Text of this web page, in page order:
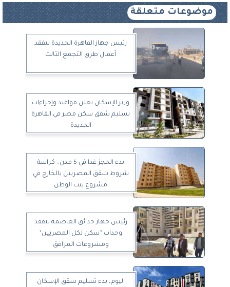
موضوعات متعلقة
رئيس جهاز القاهرة الجديدة يتفقد
أعمال طرق التجمع الثالث
وزير الإسكان يعلن مواعيد وإجراءات
تسليم شقق سكن مصر في القاهرة
الجديدة
بدء الحجز غدا في 5 مدن.. كراسة
شروط شقق المصريين بالخارج في
مشروع بيت الوطن
رئيس جهاز حدائق العاصمة يتفقد
وحدات ”سكن لكل المصريين”
ومشروعات المرافق
اليوم، بدء تسليم شقق الإسكان